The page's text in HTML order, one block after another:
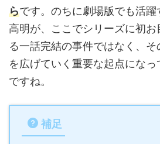
らです。のちに劇場版でも活
高明が、ここでシリーズに初
る一話完結の事件ではなく、
を広げていく重要な起点にな
ですね。
補足